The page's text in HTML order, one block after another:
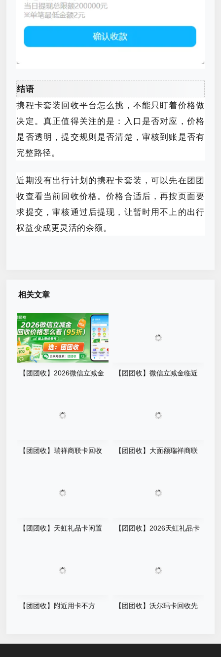
结语
携程卡套装回收平台怎么挑，不能只盯着价格做
决定。真正值得关注的是：入口是否对应，价格
是否透明，提交规则是否清楚，审核到账是否有
完整路径。
近期没有出行计划的携程卡套装，可以先在团团
收查看当前回收价格。价格合适后，再按页面要
求提交，审核通过后提现，让暂时用不上的出行
权益变成更灵活的余额。
相关文章
【团团收】2026微信立减金
【团团收】微信立减金临近
【团团收】瑞祥商联卡回收
【团团收】大面额瑞祥商联
【团团收】天虹礼品卡闲置
【团团收】2026天虹礼品卡
【团团收】附近用卡不方
【团团收】沃尔玛卡回收先